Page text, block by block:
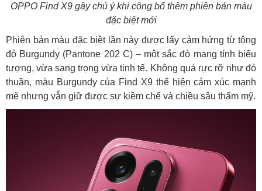
OPPO Find X9 gây chú ý khi công bố thêm phiên bản màu
đặc biệt mới
Phiên bản màu đặc biệt lần này được lấy cảm hứng từ tông
đỏ Burgundy (Pantone 202 C) – một sắc đỏ mang tính biểu
tượng, vừa sang trọng vừa tinh tế. Không quá rực rỡ như đỏ
thuần, màu Burgundy của Find X9 thể hiện cảm xúc mạnh
mẽ nhưng vẫn giữ được sự kiềm chế và chiều sâu thẩm mỹ.